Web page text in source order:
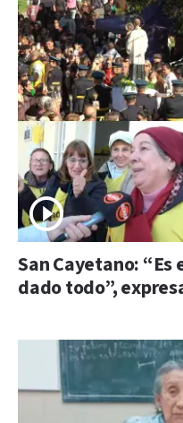
San Cayetano: “Es
dado todo”,